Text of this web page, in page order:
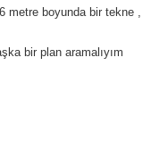
metre boyunda bir tekne ,
bir plan aramalıyım